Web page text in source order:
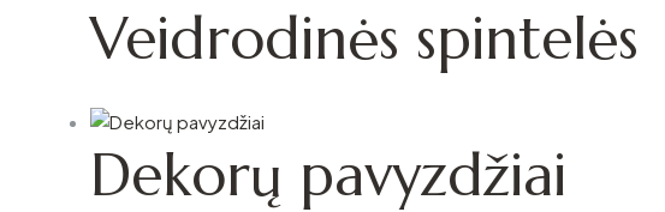
Veidrodinės spintelės
Dekorų pavyzdžiai